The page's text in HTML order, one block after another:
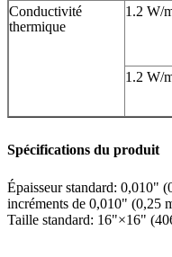
Conductivité
thermique
1.2 W/
1.2 W/
Spécifications du produit
Épaisseur standard: 0,010"
incréments de 0,010" (0,25
Taille standard: 16"×16"